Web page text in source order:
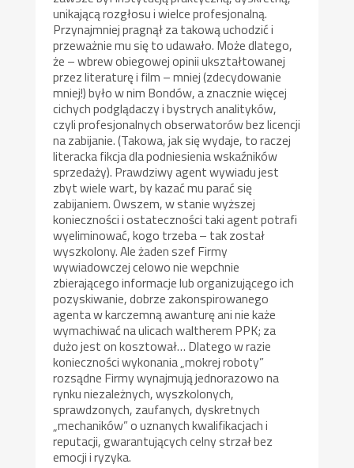
unikającą rozgłosu i wielce profesjonalną.
Przynajmniej pragnął za takową uchodzić i
przeważnie mu się to udawało. Może dlatego,
że – wbrew obiegowej opinii ukształtowanej
przez literaturę i film – mniej (zdecydowanie
mniej!) było w nim Bondów, a znacznie więcej
cichych podglądaczy i bystrych analityków,
czyli profesjonalnych obserwatorów bez licencji
na zabijanie. (Takowa, jak się wydaje, to raczej
literacka fikcja dla podniesienia wskaźników
sprzedaży). Prawdziwy agent wywiadu jest
zbyt wiele wart, by kazać mu parać się
zabijaniem. Owszem, w stanie wyższej
konieczności i ostateczności taki agent potrafi
wyeliminować, kogo trzeba – tak został
wyszkolony. Ale żaden szef Firmy
wywiadowczej celowo nie wepchnie
zbierającego informacje lub organizującego ich
pozyskiwanie, dobrze zakonspirowanego
agenta w karczemną awanturę ani nie każe
wymachiwać na ulicach waltherem PPK; za
dużo jest on kosztował… Dlatego w razie
konieczności wykonania „mokrej roboty”
rozsądne Firmy wynajmują jednorazowo na
rynku niezależnych, wyszkolonych,
sprawdzonych, zaufanych, dyskretnych
„mechaników” o uznanych kwalifikacjach i
reputacji, gwarantujących celny strzał bez
emocji i ryzyka.